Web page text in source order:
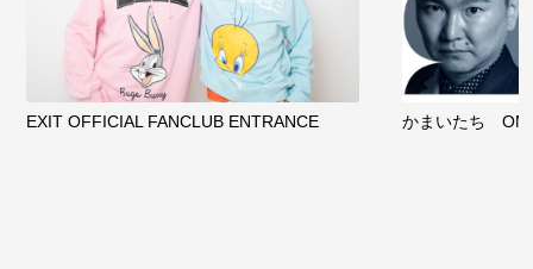
EXIT OFFICIAL FANCLUB ENTRANCE かまいたち